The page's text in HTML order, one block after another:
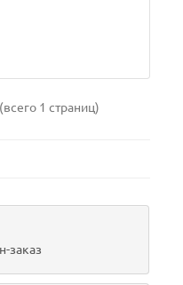
1 страниц)
заказ